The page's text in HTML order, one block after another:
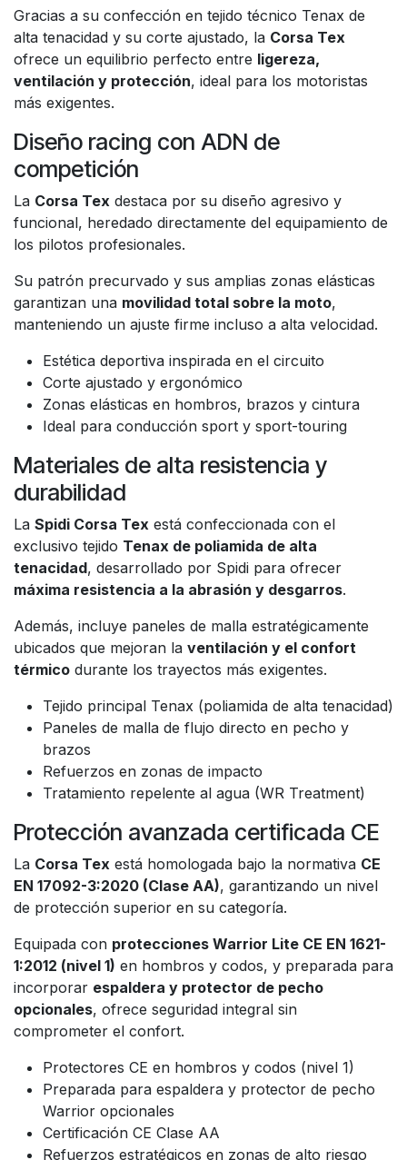
Gracias a su confección en tejido técnico Tenax de
alta tenacidad y su corte ajustado, la Corsa Tex
ofrece un equilibrio perfecto entre ligereza,
ventilación y protección, ideal para los motoristas
más exigentes.
Diseño racing con ADN de
competición
La Corsa Tex destaca por su diseño agresivo y
funcional, heredado directamente del equipamiento de
los pilotos profesionales.
Su patrón precurvado y sus amplias zonas elásticas
garantizan una movilidad total sobre la moto,
manteniendo un ajuste firme incluso a alta velocidad.
Estética deportiva inspirada en el circuito
Corte ajustado y ergonómico
Zonas elásticas en hombros, brazos y cintura
Ideal para conducción sport y sport-touring
Materiales de alta resistencia y
durabilidad
La Spidi Corsa Tex está confeccionada con el
exclusivo tejido Tenax de poliamida de alta
tenacidad, desarrollado por Spidi para ofrecer
máxima resistencia a la abrasión y desgarros.
Además, incluye paneles de malla estratégicamente
ubicados que mejoran la ventilación y el confort
térmico durante los trayectos más exigentes.
Tejido principal Tenax (poliamida de alta tenacidad)
Paneles de malla de flujo directo en pecho y
brazos
Refuerzos en zonas de impacto
Tratamiento repelente al agua (WR Treatment)
Protección avanzada certificada CE
La Corsa Tex está homologada bajo la normativa CE
EN 17092-3:2020 (Clase AA), garantizando un nivel
de protección superior en su categoría.
Equipada con protecciones Warrior Lite CE EN 1621-
1:2012 (nivel 1) en hombros y codos, y preparada para
incorporar espaldera y protector de pecho
opcionales, ofrece seguridad integral sin
comprometer el confort.
Protectores CE en hombros y codos (nivel 1)
Preparada para espaldera y protector de pecho
Warrior opcionales
Certificación CE Clase AA
Refuerzos estratégicos en zonas de alto riesgo